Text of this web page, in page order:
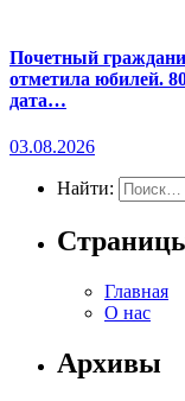
Почетный
отметила юбилей.
дата…
03.08.2026
Найти:
Главная
О нас
Архивы